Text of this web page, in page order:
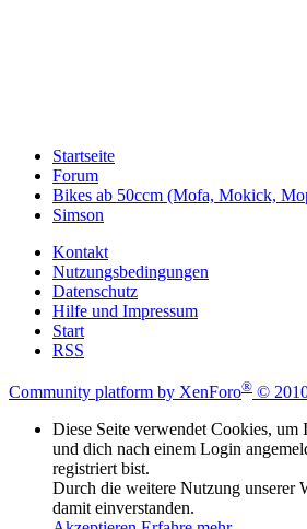
Startseite
Forum
Bikes ab 50ccm (Mofa, Mokick,
Simson
Kontakt
Nutzungsbedingungen
Datenschutz
Hilfe und Impressum
Start
RSS
Community platform by XenForo® ©
Diese Seite verwendet Cookies, um
und dich nach einem Login
registriert bist.
Durch die weitere Nutzung unserer
damit einverstanden.